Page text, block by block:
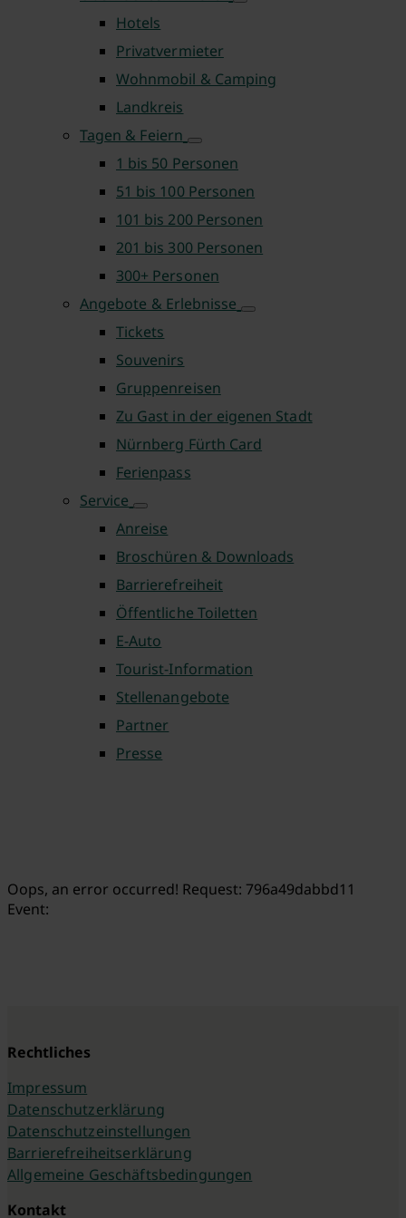
Hotels
Privatvermieter
Wohnmobil & Camping
Landkreis
Tagen & Feiern
1 bis 50 Personen
51 bis 100 Personen
101 bis 200 Personen
201 bis 300 Personen
300+ Personen
Angebote & Erlebnisse
Tickets
Souvenirs
Gruppenreisen
Zu Gast in der eigenen Stadt
Nürnberg Fürth Card
Ferienpass
Service
Anreise
Broschüren & Downloads
Barrierefreiheit
Öffentliche Toiletten
E-Auto
Tourist-Information
Stellenangebote
Partner
Presse
Oops, an error occurred! Request: 796a49dabbd11
Event:
Rechtliches
Impressum
Datenschutzerklärung
Datenschutzeinstellungen
Barrierefreiheitserklärung
Allgemeine Geschäftsbedingungen
Kontakt